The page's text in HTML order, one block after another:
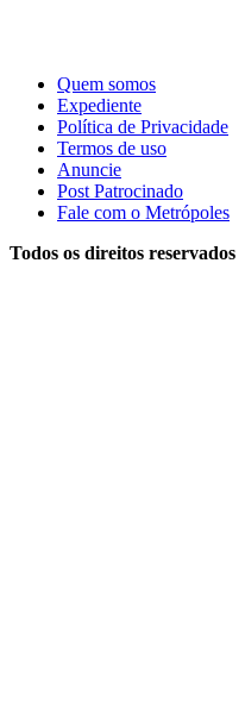
Quem somos
Expediente
Política de Privacidade
Termos de uso
Anuncie
Post Patrocinado
Fale com o Metrópoles
Todos os direitos reservados